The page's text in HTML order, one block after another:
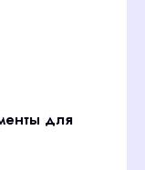
для